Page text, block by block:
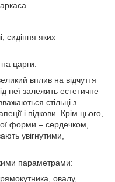
сидіння яких
царги.
вплив на відчуття
неї залежить естетичне
стільці з
і підкови. Крім цього,
форми – сердечком,
увігнутими,
параметрами:
овалу,